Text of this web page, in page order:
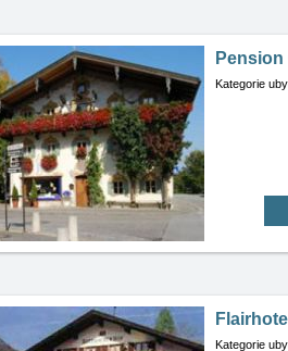
Kategorie
Kategorie